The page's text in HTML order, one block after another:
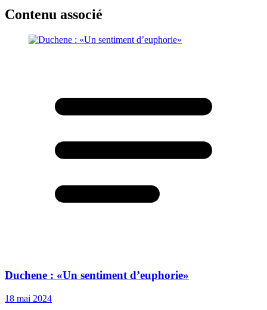
Contenu associé
Duchene : «Un sentiment d’euphorie»
18 mai 2024